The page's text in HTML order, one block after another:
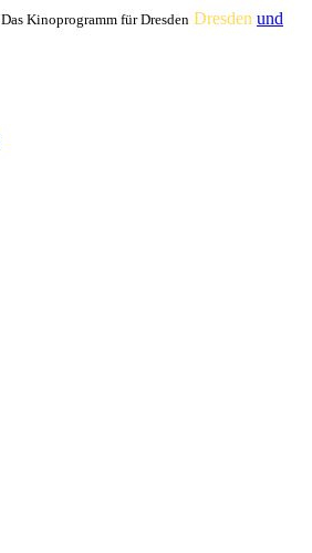
Kinoprogramm für Dresden Dresden und